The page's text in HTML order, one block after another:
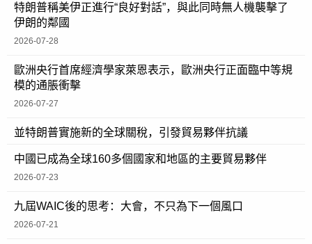
特朗普稱美伊正進行“良好對話”，與此同時無人機襲擊了
伊朗的鄰國
2026-07-28
歐洲央行首席經濟學家萊恩表示，歐洲央行正面臨中等規
模的通脹衝擊
2026-07-27
並特朗普實施新的全球關稅，引發貿易夥伴抗議
中國已成為全球160多個國家和地區的主要貿易夥伴
2026-07-23
九屆WAIC後的思考：大會，不只為下一個風口
2026-07-21